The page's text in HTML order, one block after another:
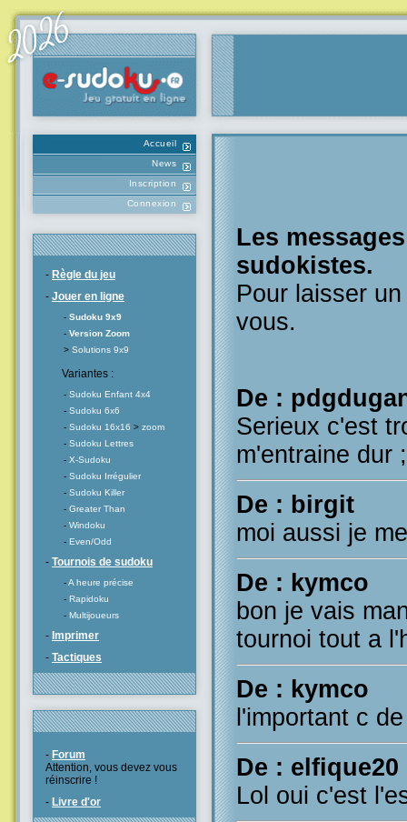
Accueil
News
Inscription
Connexion
- Règle du jeu
- Jouer en ligne
- Sudoku 9x9
- Version Zoom
> Solutions 9x9
Variantes :
- Sudoku Enfant 4x4
- Sudoku 6x6
- Sudoku 16x16 > zoom
- Sudoku Lettres
- X-Sudoku
- Sudoku Irrégulier
- Sudoku Killer
- Greater Than
- Windoku
- Even/Odd
- Tournois de sudoku
-A heure précise
- Rapidoku
- Multijoueurs
- Imprimer
- Tactiques
- Forum
Attention, vous devez vous
réinscrire !
- Livre d'or
Les
sudokistes.
Pour laisser
vous.
De :
Serieux c'est
m'entraine dur
De : birgit
moi aussi je
De : kymco
bon je vais
tournoi tout a
De : kymco
l'important c
De : elfique20
Lol oui c'est